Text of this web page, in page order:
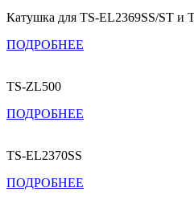
Катушка для TS-EL2369SS/ST и
ПОДРОБНЕЕ
TS-ZL500
ПОДРОБНЕЕ
TS-EL2370SS
ПОДРОБНЕЕ